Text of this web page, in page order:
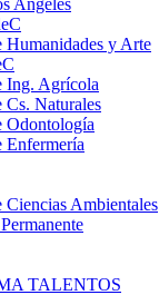
Angeles
Humanidades y Arte
Ing. Agrícola
Cs. Naturales
Odontología
Enfermería
Ciencias Ambientales
TALENTOS